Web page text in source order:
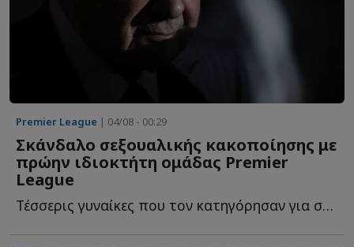
Premier League | 04/08 - 00:29
Σκάνδαλο σεξουαλικής κακοποίησης με
πρώην ιδιοκτήτη ομάδας Premier
League
Τέσσερις γυναίκες που τον κατηγόρησαν για σεξουαλική β...